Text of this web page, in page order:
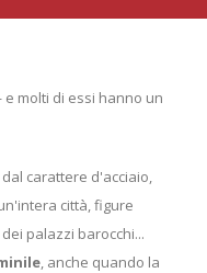
molti di essi hanno un
carattere d'acciaio,
città, figure
palazzi barocchi...
, anche quando la